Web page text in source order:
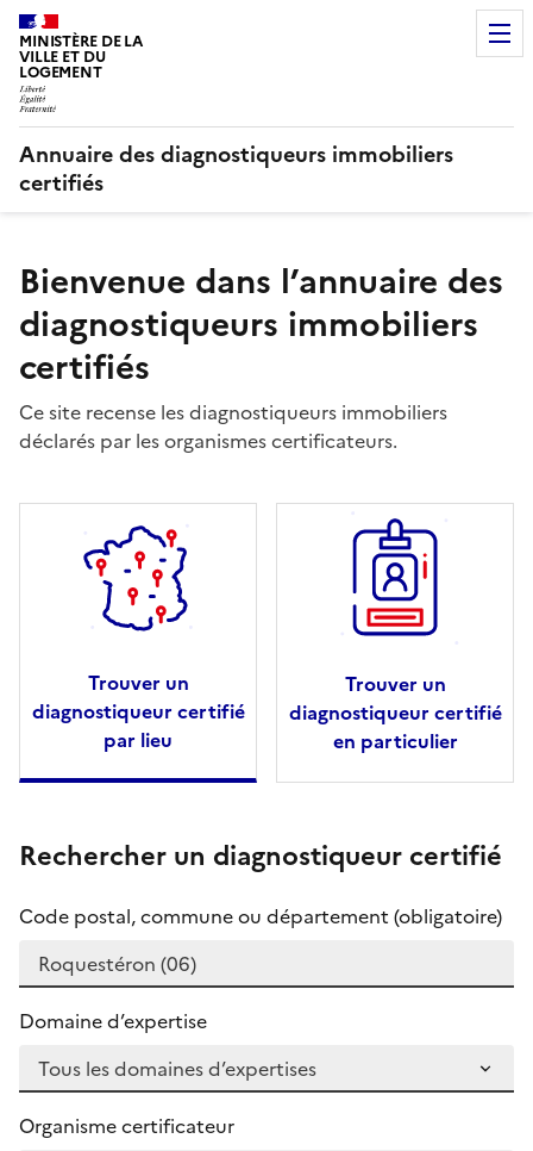
MINISTÈRE DE LA
VILLE ET DU
LOGEMENT
Annuaire des diagnostiqueurs immobiliers
certifiés
Bienvenue dans l’annuaire des
diagnostiqueurs immobiliers
certifiés
Ce site recense les diagnostiqueurs immobiliers
déclarés par les organismes certificateurs.
Trouver un
diagnostiqueur certifié
par lieu
Trouver un
diagnostiqueur certifié
en particulier
Rechercher un diagnostiqueur certifié
Code postal, commune ou département (obligatoire)
Domaine d’expertise
Organisme certificateur